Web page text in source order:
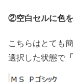
②空白セルに色
こちらはとても
選択した状態で